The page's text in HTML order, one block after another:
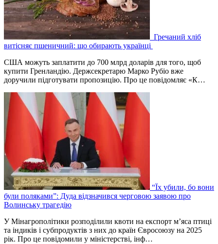
Гречаний хліб
витісняє пшеничний: що обирають українці
США можуть заплатити до 700 млрд доларів для того, щоб
купити Гренландію. Держсекретарю Марко Рубіо вже
доручили підготувати пропозицію. Про це повідомляє «К…
“Їх убили, бо вони
були поляками”: Дуда відзначився черговою заявою про
Волинську трагедію
У Мінагрополітики розподілили квоти на експорт м’яса птиці
та індиків і субпродуктів з них до країн Євросоюзу на 2025
рік. Про це повідомили у міністерстві, інф…